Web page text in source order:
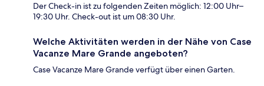
Der Check-in ist zu folgenden Zeiten möglich: 12:00 Uhr–
19:30 Uhr. Check-out ist um 08:30 Uhr.
Welche Aktivitäten werden in der Nähe von Case
Vacanze Mare Grande angeboten?
Case Vacanze Mare Grande verfügt über einen Garten.